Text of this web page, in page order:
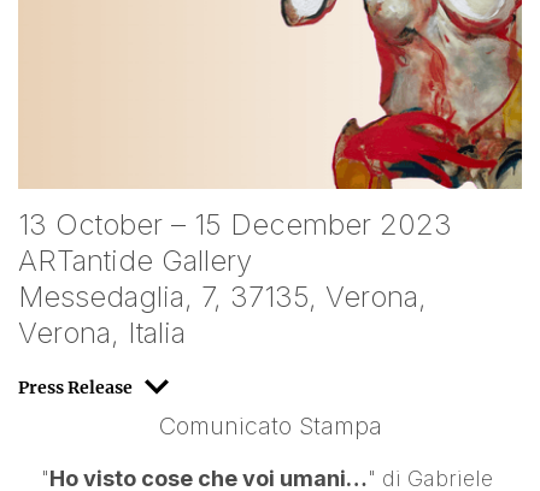
13 October – 15 December 2023
ARTantide Gallery
Messedaglia, 7, 37135, Verona,
Verona, Italia
Press Release
Comunicato Stampa
"Ho visto cose che voi umani…" di Gabriele